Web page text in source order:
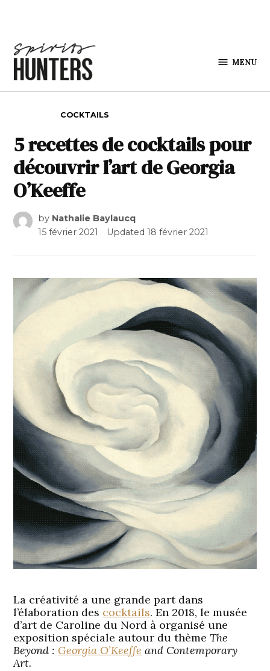
MENU
COCKTAILS
5 recettes de cocktails pour
découvrir l’art de Georgia
O’Keeffe
by Nathalie Baylaucq
15 février 2021
Updated18 février 2021
La créativité a une grande part dans
l’élaboration des cocktails. En 2018, le musée
d’art de Caroline du Nord à organisé une
exposition spéciale autour du thèmeThe
Beyond : Georgia O’Keeffe and Contemporary
Art.